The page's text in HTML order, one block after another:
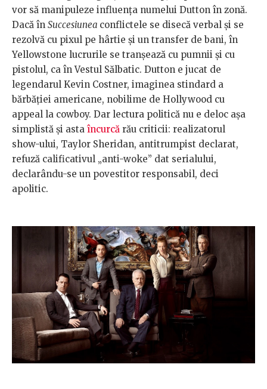
vor să manipuleze influența numelui Dutton în zonă.
Dacă în Succesiunea conflictele se disecă verbal și se
rezolvă cu pixul pe hârtie și un transfer de bani, în
Yellowstone lucrurile se tranșează cu pumnii și cu
pistolul, ca în Vestul Sălbatic. Dutton e jucat de
legendarul Kevin Costner, imaginea stindard a
bărbăției americane, nobilime de Hollywood cu
appeal la cowboy. Dar lectura politică nu e deloc așa
simplistă și asta încurcă rău criticii: realizatorul
show-ului, Taylor Sheridan, antitrumpist declarat,
refuză calificativul „anti-woke” dat serialului,
declarându-se un povestitor responsabil, deci
apolitic.